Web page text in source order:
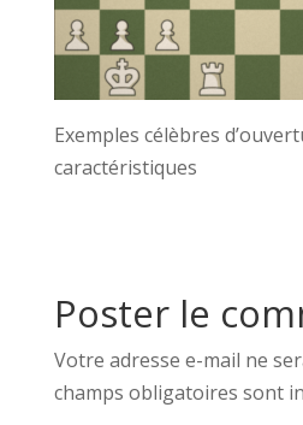
Exemples célèbres
caractéristiques
Poster le
Votre adresse e-mail ne
champs obligatoires sont